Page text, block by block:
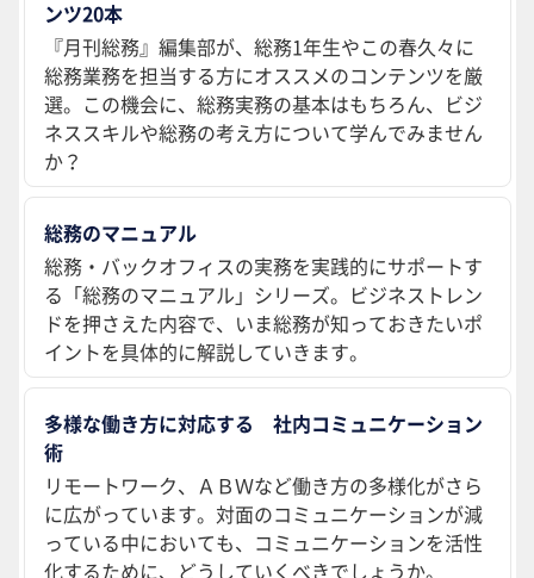
ンツ20本
『月刊総務』編集部が、総務1年生やこの春久々に
総務業務を担当する方にオススメのコンテンツを厳
選。この機会に、総務実務の基本はもちろん、ビジ
ネススキルや総務の考え方について学んでみません
か？
総務のマニュアル
総務・バックオフィスの実務を実践的にサポートす
る「総務のマニュアル」シリーズ。ビジネストレン
ドを押さえた内容で、いま総務が知っておきたいポ
イントを具体的に解説していきます。
多様な働き方に対応する 社内コミュニケーション
術
リモートワーク、ＡＢＷなど働き方の多様化がさら
に広がっています。対面のコミュニケーションが減
っている中においても、コミュニケーションを活性
化するために、どうしていくべきでしょうか。